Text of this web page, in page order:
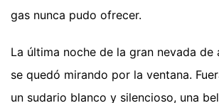
gas nunca pudo ofrecer.
La última noche de la gran nevada de
se quedó mirando por la ventana.
un sudario blanco y silencioso, una